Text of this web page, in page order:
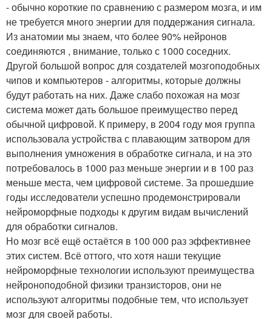
- обычно короткие по сравнению с размером мозга, и им
не требуется много энергии для поддержания сигнала.
Из анатомии мы знаем, что более 90% нейронов
соединяются , внимание, только с 1000 соседних.
Другой большой вопрос для создателей мозгоподобных
чипов и компьютеров - алгоритмы, которые должны
будут работать на них. Даже слабо похожая на мозг
система может дать большое преимущество перед
обычной цифровой. К примеру, в 2004 году моя группа
использовала устройства с плавающим затвором для
выполнения умножения в обработке сигнала, и на это
потребовалось в 1000 раз меньше энергии и в 100 раз
меньше места, чем цифровой системе. За прошедшие
годы исследователи успешно продемонстрировали
нейроморфные подходы к другим видам вычислений
для обработки сигналов.
Но мозг всё ещё остаётся в 100 000 раз эффективнее
этих систем. Всё оттого, что хотя наши текущие
нейроморфные технологии используют преимущества
нейроноподобной физики транзисторов, они не
используют алгоритмы подобные тем, что использует
мозг для своей работы.